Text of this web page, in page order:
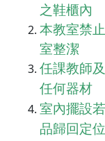
之鞋櫃內
本教室禁
室整潔
任課教師
任何器材
室內擺設
品歸回定位